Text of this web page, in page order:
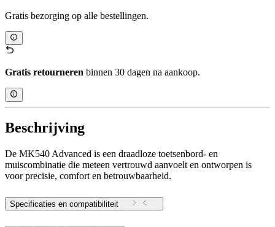
Gratis bezorging op alle bestellingen.
Gratis retourneren binnen 30 dagen na aankoop.
Beschrijving
De MK540 Advanced is een draadloze toetsenbord- en
muiscombinatie die meteen vertrouwd aanvoelt en ontworpen is
voor precisie, comfort en betrouwbaarheid.
Specificaties en compatibiliteit